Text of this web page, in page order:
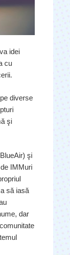
idei
cu
diverse
şi
şi
IMMuri
să iasă
dar